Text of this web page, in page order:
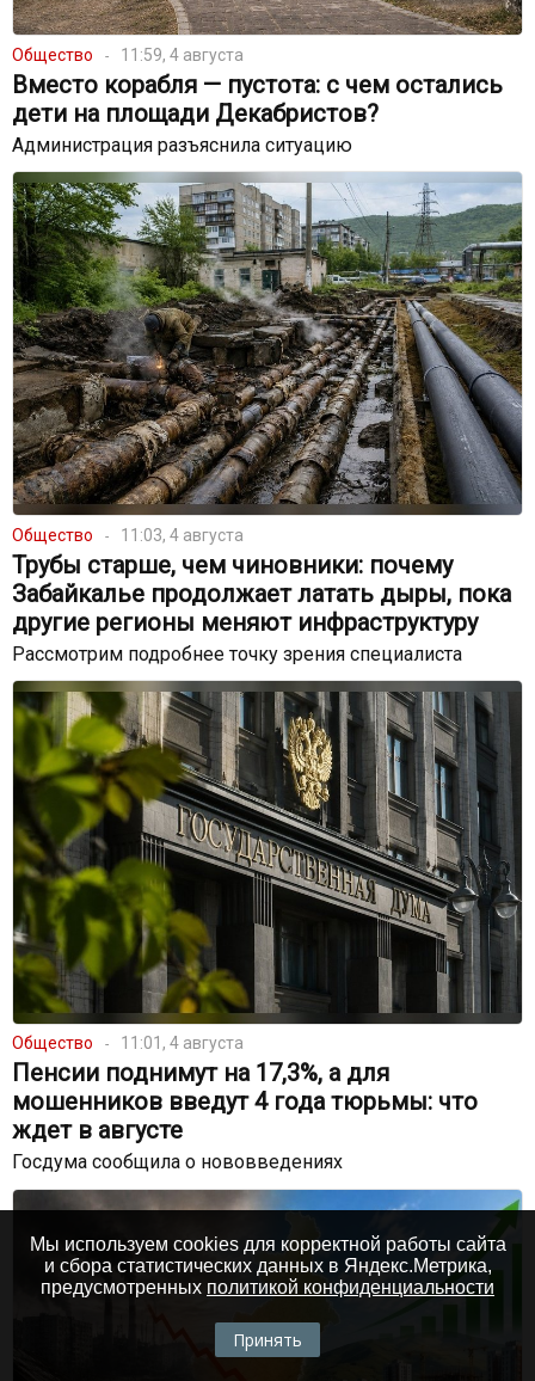
Общество 11:59, 4 августа
Вместо корабля — пустота: с чем остались
дети на площади Декабристов?
Администрация разъяснила ситуацию
Общество 11:03, 4 августа
Трубы старше, чем чиновники: почему
Забайкалье продолжает латать дыры, пока
другие регионы меняют инфраструктуру
Рассмотрим подробнее точку зрения специалиста
Общество 11:01, 4 августа
Пенсии поднимут на 17,3%, а для
мошенников введут 4 года тюрьмы: что
ждет в августе
Госдума сообщила о нововведениях
Мы используем cookies для корректной работы сайта
и сбора статистических данных в Яндекс.Метрика,
предусмотренных политикой конфиденциальности
Принять